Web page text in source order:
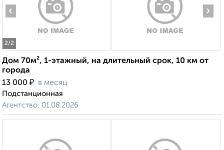
2/2
‹ ›
Дом 70м², 1-этажный, на длительный срок, 10 км от
города
13 000 ₽ в месяц
Подстанционная
Агентство, 01.08.2026